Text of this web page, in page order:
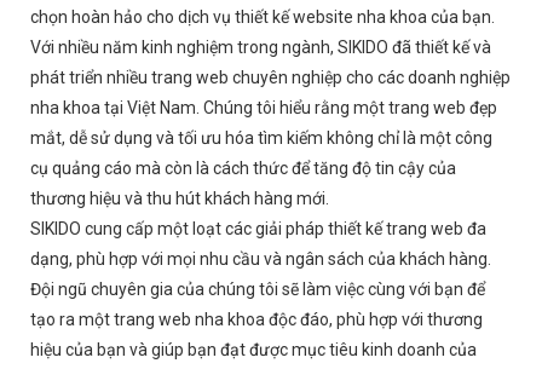
chọn hoàn hảo cho dịch vụ thiết kế website nha khoa của bạn.
Với nhiều năm kinh nghiệm trong ngành, SIKIDO đã thiết kế và
phát triển nhiều trang web chuyên nghiệp cho các doanh nghiệp
nha khoa tại Việt Nam. Chúng tôi hiểu rằng một trang web đẹp
mắt, dễ sử dụng và tối ưu hóa tìm kiếm không chỉ là một công
cụ quảng cáo mà còn là cách thức để tăng độ tin cậy của
thương hiệu và thu hút khách hàng mới.
SIKIDO cung cấp một loạt các giải pháp thiết kế trang web đa
dạng, phù hợp với mọi nhu cầu và ngân sách của khách hàng.
Đội ngũ chuyên gia của chúng tôi sẽ làm việc cùng với bạn để
tạo ra một trang web nha khoa độc đáo, phù hợp với thương
hiệu của bạn và giúp bạn đạt được mục tiêu kinh doanh của